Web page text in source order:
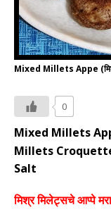
Mixed Millets Appe
0
Mixed Millets
Millets
Salt
मिश्र मिलेट्सचे आप्पे